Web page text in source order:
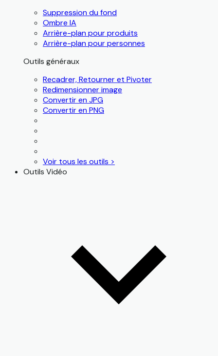
Suppression du fond
Ombre IA
Arrière-plan pour produits
Arrière-plan pour personnes
Outils généraux
Recadrer, Retourner et Pivoter
Redimensionner image
Convertir en JPG
Convertir en PNG
Voir tous les outils >
Outils Vidéo